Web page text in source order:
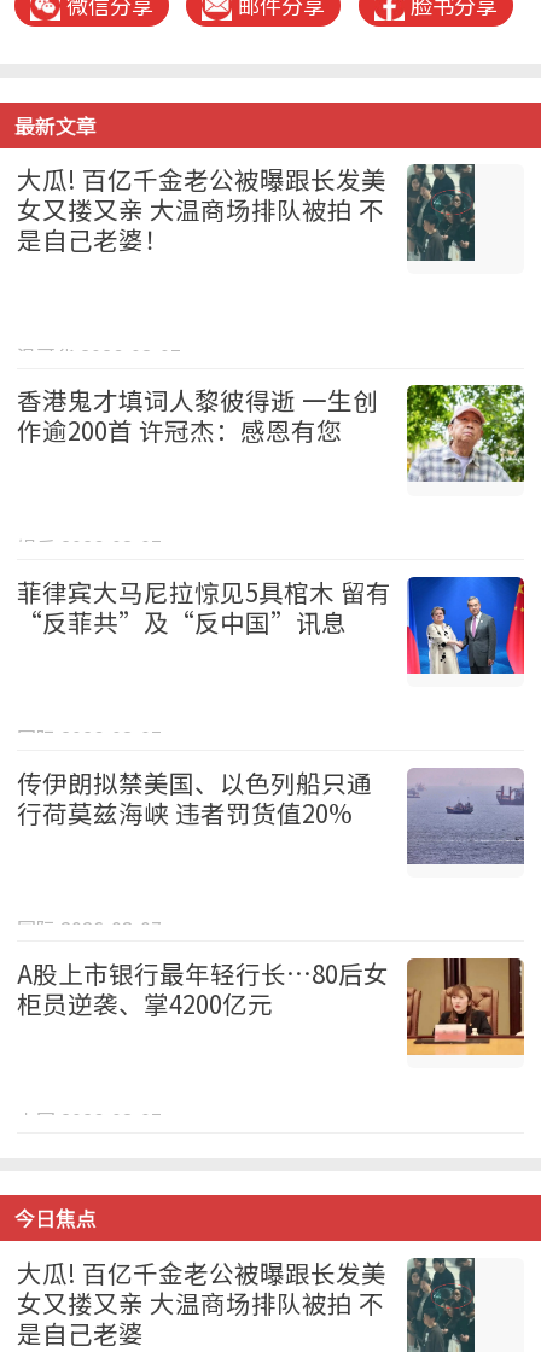
最新文章
大瓜! 百亿千金老公被曝跟长发美
女又搂又亲 大温商场排队被拍 不
是自己老婆！
温哥华 2026-08-07
香港鬼才填词人黎彼得逝 一生创
作逾200首 许冠杰：感恩有您
娱乐 2026-08-07
菲律宾大马尼拉惊见5具棺木 留有
“反菲共”及“反中国”讯息
国际 2026-08-07
传伊朗拟禁美国、以色列船只通
行荷莫兹海峡 违者罚货值20%
国际 2026-08-07
A股上市银行最年轻行长…80后女
柜员逆袭、掌4200亿元
中国 2026-08-07
今日焦点
大瓜! 百亿千金老公被曝跟长发美
女又搂又亲 大温商场排队被拍 不
是自己老婆